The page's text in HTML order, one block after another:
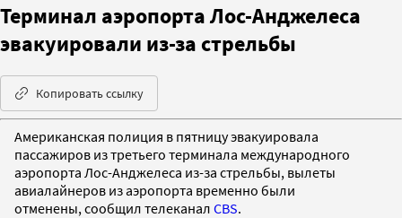
Терминал аэропорта Лос-Анджелеса
эвакуировали из-за стрельбы
Копировать ссылку
Американская полиция в пятницу эвакуировала
пассажиров из третьего терминала международного
аэропорта Лос-Анджелеса из-за стрельбы, вылеты
авиалайнеров из аэропорта временно были
отменены, сообщил телеканал CBS.